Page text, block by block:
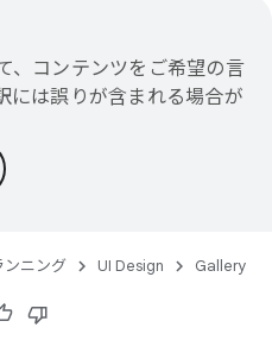
、コンテンツをご希望の言
には誤りが含まれる場合が
ンニング UI Design Gallery